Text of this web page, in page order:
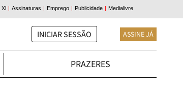
INICIAR SESSÃO ASSINE JÁ
PRAZERES